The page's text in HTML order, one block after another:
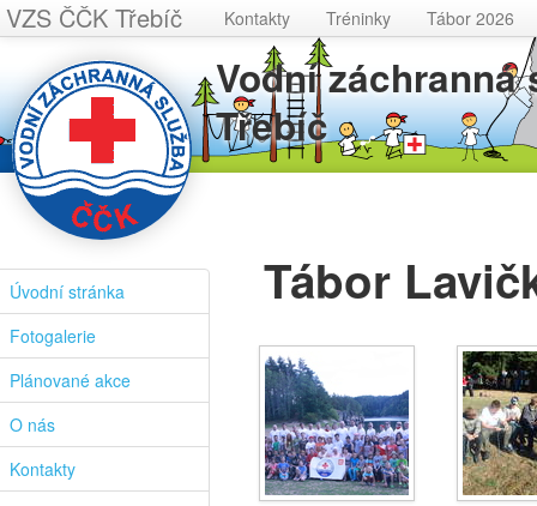
VZS ČČK Třebíč Kontakty Tréninky Tábor 2026
Vodní záchranná
Třebíč
Úvodní stránka
Fotogalerie
Plánované akce
O nás
Kontakty
Tábor